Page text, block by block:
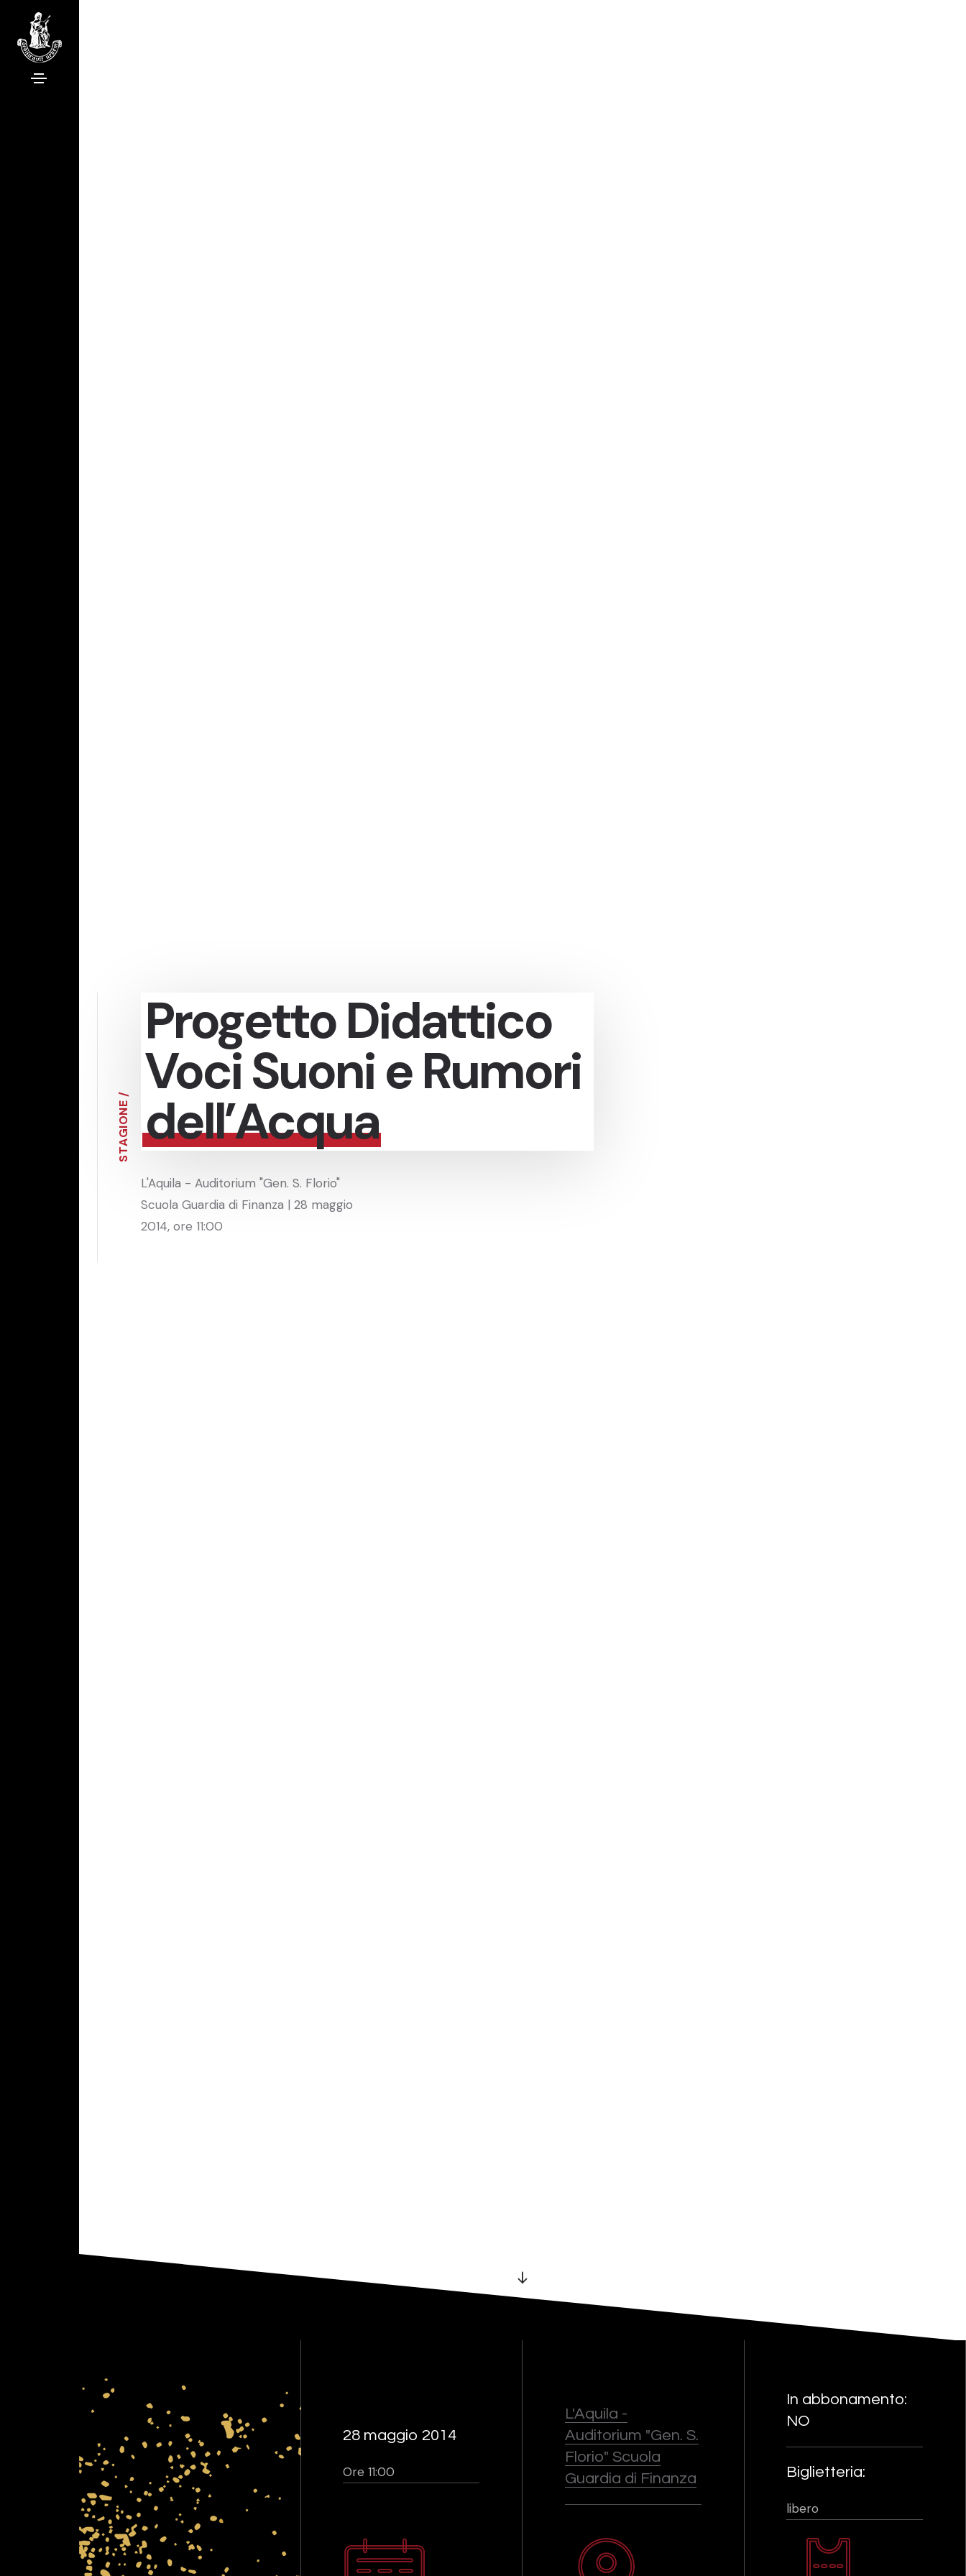
S
T
A
G
I
O
N
E
/
Progetto Didattico
Voci Suoni e Rumori
dell’Acqua
L'Aquila - Auditorium "Gen. S. Florio"
Scuola Guardia di Finanza | 28 maggio
2014, ore 11:00
28 maggio 2014
Ore 11:00
L'Aquila -
Auditorium "Gen. S.
Florio" Scuola
Guardia di Finanza
In abbonamento:
NO
Biglietteria:
libero